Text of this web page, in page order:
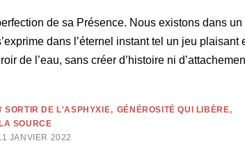
de sa Présence. Nous existons dans un
dans l’éternel instant tel un jeu plaisant
de l’eau, sans créer d’histoire ni
SORTIR DE L'ASPHYXIE
GÉNÉROSITÉ QUI LIBÈRE
LA SOURCE
JANVIER 2022